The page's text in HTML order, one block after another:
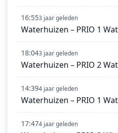
16:553 jaar geleden
Waterhuizen – PRIO 1
18:043 jaar geleden
Waterhuizen – PRIO 2
14:394 jaar geleden
Waterhuizen – PRIO 1
17:474 jaar geleden